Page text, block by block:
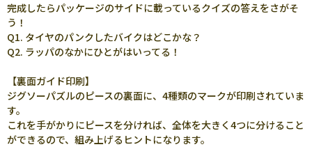
完成したらパッケージのサイドに載っているクイズの答えをさがそ
う！
Q1. タイヤのパンクしたバイクはどこかな？
Q2. ラッパのなかにひとがはいってる！
【裏面ガイド印刷】
ジグソーパズルのピースの裏面に、4種類のマークが印刷されていま
す。
これを手がかりにピースを分ければ、全体を大きく4つに分けること
ができるので、組み上げるヒントになります。